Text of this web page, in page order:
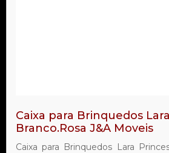
Caixa para Brinquedos
Branco.Rosa J&A Moveis
Caixa para Brinquedos Lara